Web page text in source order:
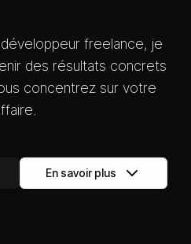
freelance, je
des résultats concrets
concentrez sur votre
En savoir plus